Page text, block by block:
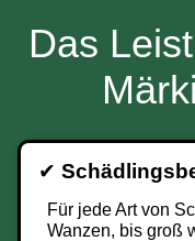
Das
✔
Für jede Art von
Wanzen, bis groß